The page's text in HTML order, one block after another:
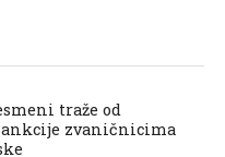
traže od
zvaničnicima